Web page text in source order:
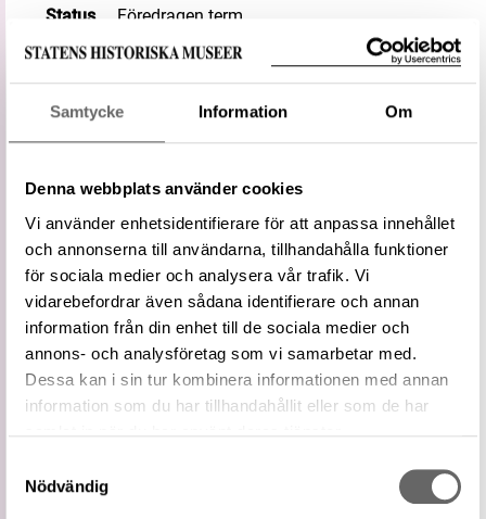
Samtycke Information Om
Denna webbplats använder cookies
Vi använder enhetsidentifierare för att anpassa innehållet
och annonserna till användarna, tillhandahålla funktioner
för sociala medier och analysera vår trafik. Vi
vidarebefordrar även sådana identifierare och annan
information från din enhet till de sociala medier och
annons- och analysföretag som vi samarbetar med.
Dessa kan i sin tur kombinera informationen med annan
information som du har tillhandahållit eller som de har
Nödvändig
Status
Föredragen term
Vidare
term
Kyrkliga föremål, övrigt
Definition
utsmyckat kärl av ädel metall (guld eller
förgyllt silver) för hostians upplyftande inför
placeras i kärlets centrum i ett utrymme
s k lunula, som fått sitt namn av sin
månskäreliknande form. I Sverige
konfiskerades monstranser av Gustav Vasa
och smältes ned, dels pga sitt stora värde,
dels därför att de efter reformationen inte
längre fyllde någon liturgisk funktion.
Litteratur
Medeltidens ABC (Orrling, Carin)
Externa
Monstrans på WIKIDATA
föremål